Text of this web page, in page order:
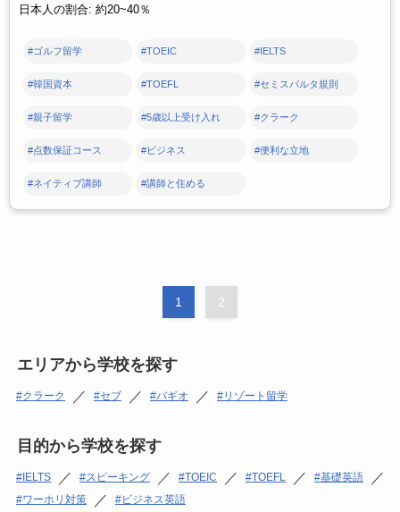
日本人の割合: 約20~40％
#ゴルフ留学 #TOEIC #IELTS
#韓国資本 #TOEFL #セミスパルタ規則
#親子留学 #5歳以上受け入れ #クラーク
#点数保証コース #ビジネス #便利な立地
#ネイティブ講師 #講師と住める
1 2
エリアから学校を探す
クラーク ／ セブ ／ バギオ ／ リゾート留学
目的から学校を探す
IELTS ／ スピーキング ／ TOEIC ／ TOEFL ／ 基礎英語 ／
ワーホリ対策 ／ ビジネス英語